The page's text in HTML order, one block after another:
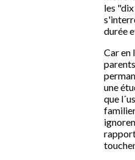
les
durée
Car en
une
que